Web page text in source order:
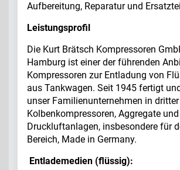
Aufbereitung, Reparatur und
Leistungsprofil
Die Kurt Brätsch Kompressoren
Hamburg ist einer der führenden
Kompressoren zur Entladung von
aus Tankwagen. Seit 1945 fertigt
unser Familienunternehmen in
Kolbenkompressoren, Aggregate und
Druckluftanlagen, insbesondere für
Bereich, Made in Germany.
Entlademedien (flüssig):